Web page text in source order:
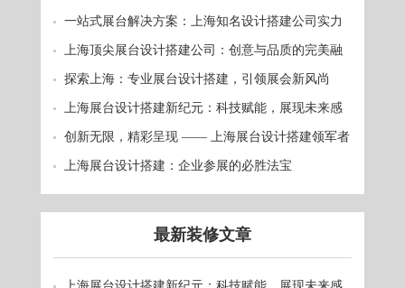
之旅
一站式展台解决方案：上海知名设计搭建公司实力
呈现
上海顶尖展台设计搭建公司：创意与品质的完美融
合
探索上海：专业展台设计搭建，引领展会新风尚
上海展台设计搭建新纪元：科技赋能，展现未来感
创新无限，精彩呈现 —— 上海展台设计搭建领军者
上海展台设计搭建：企业参展的必胜法宝
最新装修文章